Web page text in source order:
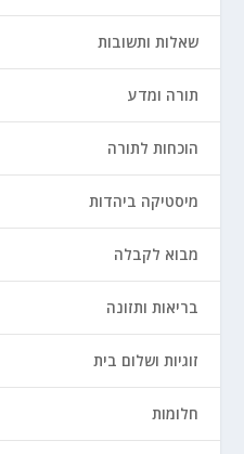
שאלות ותשובות
תורה ומדע
הוכחות לתורה
מיסטיקה ביהדות
מבוא לקבלה
בריאות ותזונה
זוגיות ושלום בית
חלומות